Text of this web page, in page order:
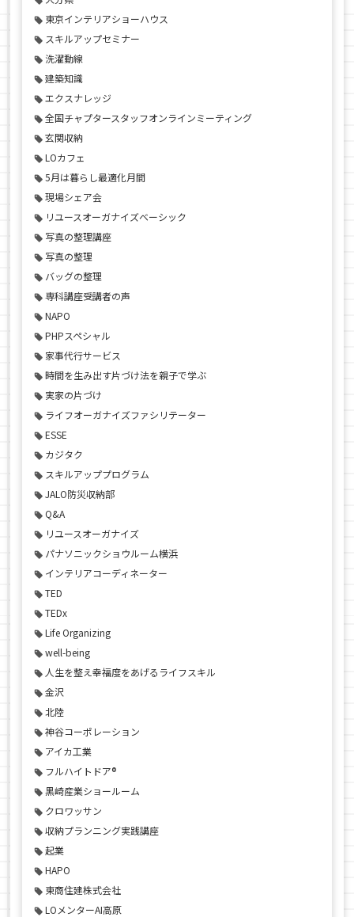
東京インテリアショーハウス
スキルアップセミナー
洗濯動線
建築知識
エクスナレッジ
全国チャプタースタッフオンラインミーティング
玄関収納
LOカフェ
5月は暮らし最適化月間
現場シェア会
リユースオーガナイズベーシック
写真の整理講座
写真の整理
バッグの整理
専科講座受講者の声
NAPO
PHPスペシャル
家事代行サービス
時間を生み出す片づけ法を親子で学ぶ
実家の片づけ
ライフオーガナイズファシリテーター
ESSE
カジタク
スキルアッププログラム
JALO防災収納部
Q&A
リユースオーガナイズ
パナソニックショウルーム横浜
インテリアコーディネーター
TED
TEDx
Life Organizing
well-being
人生を整え幸福度をあげるライフスキル
金沢
北陸
神谷コーポレーション
アイカ工業
フルハイトドア®
黒崎産業ショールーム
クロワッサン
収納プランニング実践講座
起業
HAPO
東商住建株式会社
LOメンターAI高原